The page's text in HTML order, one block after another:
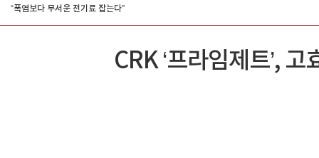
“폭염보다 무서운 전기료 잡는다”
CRK ‘프라임제트’,